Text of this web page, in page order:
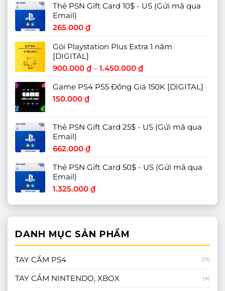
Thẻ PSN Gift Card 10$ - US (Gửi mã qua
Email)
265.000 ₫
Gói Playstation Plus Extra 1 năm
[DIGITAL]
900.000 ₫ – 1.450.000 ₫Khoảng
từ
Game PS4 PS5 Đồng Giá 150K [DIGITAL]
150.000 ₫
Thẻ PSN Gift Card 25$ - US (Gửi mã qua
Email)
662.000 ₫
Thẻ PSN Gift Card 50$ - US (Gửi mã qua
Email)
1.325.000 ₫
DANH MỤC SẢN PHẨM
TAY CẦM PS4 (11)
TAY CẦM NINTENDO, XBOX (4)